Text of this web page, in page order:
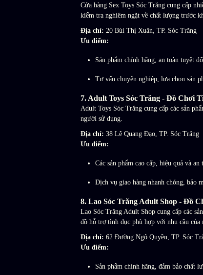
Cửa hàng Sex Toys Sóc Trăng cung cấp
kiểm tra nghiêm ngặt về chất lượng trước
Địa chỉ: 20 Bùi Thị Xuân, TP. Sóc Trăng
Ưu điểm:
Sản phẩm chính hãng, an toàn tuyệt
Tư vấn chuyên nghiệp, lựa chọn sản
7.Adult Toys Sóc Trăng - Đồ Chơi
Adult Toys Sóc Trăng cung cấp các sản
người sử dụng.
Địa chỉ: 38 Lê Quang Đạo, TP. Sóc Trăng
Ưu điểm:
Các sản phẩm cao cấp, hiệu quả và an
Dịch vụ giao hàng nhanh chóng, bảo
8. Lao Sóc Trăng Adult Shop - Đồ
Lao Sóc Trăng Adult Shop cung cấp các
đồ hỗ trợ tình dục phù hợp với nhu cầu của
Địa chỉ: 62 Đường Ngô Quyền, TP. Sóc
Ưu điểm:
Sản phẩm chính hãng, đảm bảo chất